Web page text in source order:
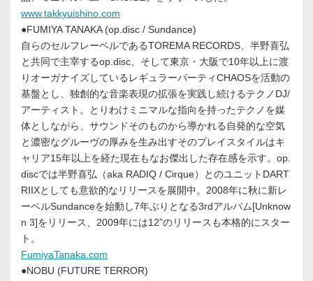
www.takkyuishino.com
●FUMIYA TANAKA (op.disc / Sundance)
自らのセルフレーベルであるTOREMA RECORDS、半野喜弘
と共同で主宰するop.disc、そして東京・大阪で10年以上に渡
りオーガナイズしているレギュラーパーティCHAOSを活動の
基盤とし、独創的な音楽表現の拡張を実践し続けるテクノDJ/
アーティスト。とりわけミニマルな指向を持ったテクノを媒
体としながら、サウンドそのものから導かれる自発的な空気
と濃密なグルーヴの厚みを生み出すそのプレイスタイルはキ
ャリア15年以上を経た現在もなお傑出した存在感を示す。op.
discでは半野喜弘（aka RADIQ / Cirque）とのユニットDART
RIIXとしても意欲的なリリースを展開中。2008年に秋に新レ
ーベルSundanceを始動し7年ぶりとなる3rdアルバム[Unknow
n 3]をリリース、2009年には12”のリリースも本格的にスター
ト。
FumiyaTanaka.com
●NOBU (FUTURE TERROR)